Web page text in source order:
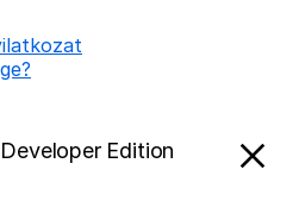
Edition